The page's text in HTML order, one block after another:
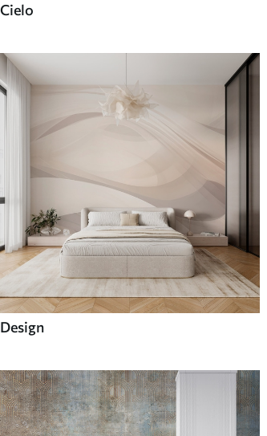
Cielo
Design